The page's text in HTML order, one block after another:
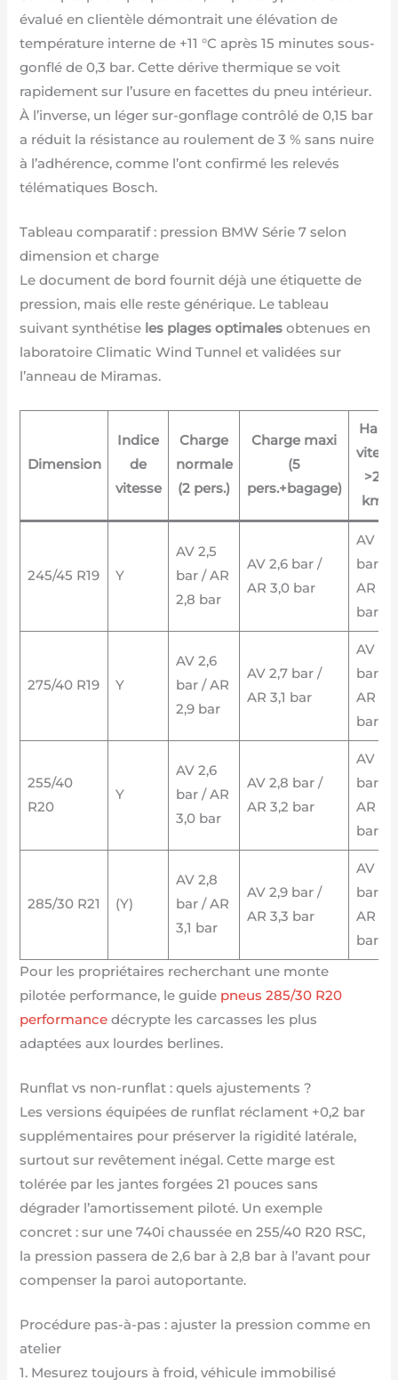
évalué en clientèle démontrait une élévation de
température interne de +11 °C après 15 minutes sous-
gonflé de 0,3 bar. Cette dérive thermique se voit
rapidement sur l’usure en facettes du pneu intérieur.
À l’inverse, un léger sur-gonflage contrôlé de 0,15 bar
a réduit la résistance au roulement de 3 % sans nuire
à l’adhérence, comme l’ont confirmé les relevés
télématiques Bosch.
Tableau comparatif : pression BMW Série 7 selon
dimension et charge
Le document de bord fournit déjà une étiquette de
pression, mais elle reste générique. Le tableau
suivant synthétise les plages optimales obtenues en
laboratoire Climatic Wind Tunnel et validées sur
l’anneau de Miramas.
Dimension
Indice
de
vitesse
Charge
normale
(2 pers.)
Charge maxi
(5
pers.+bagage)
>210
km/h
245/45 R19 Y
AV 2,5
bar / AR
2,8 bar
AV 2,6 bar /
AR 3,0 bar
AV 2,7
bar /
AR 3,1
bar
275/40 R19 Y
AV 2,6
bar / AR
2,9 bar
AV 2,7 bar /
AR 3,1 bar
AV 2,8
bar /
AR 3,2
bar
255/40
R20
Y
AV 2,6
bar / AR
3,0 bar
AV 2,8 bar /
AR 3,2 bar
AV 2,9
bar /
AR 3,3
bar
285/30 R21 (Y)
AV 2,8
bar / AR
3,1 bar
AV 2,9 bar /
AR 3,3 bar
AV 3,0
bar /
AR 3,4
bar
Pour les propriétaires recherchant une monte
pilotée performance, le guide pneus 285/30 R20
performance décrypte les carcasses les plus
adaptées aux lourdes berlines.
Runflat vs non-runflat : quels ajustements ?
Les versions équipées de runflat réclament +0,2 bar
supplémentaires pour préserver la rigidité latérale,
surtout sur revêtement inégal. Cette marge est
tolérée par les jantes forgées 21 pouces sans
dégrader l’amortissement piloté. Un exemple
concret : sur une 740i chaussée en 255/40 R20 RSC,
la pression passera de 2,6 bar à 2,8 bar à l’avant pour
compenser la paroi autoportante.
Procédure pas-à-pas : ajuster la pression comme en
atelier
1. Mesurez toujours à froid, véhicule immobilisé